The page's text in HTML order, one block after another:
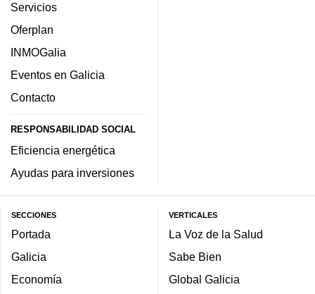
Servicios
Oferplan
INMOGalia
Eventos en Galicia
Contacto
RESPONSABILIDAD SOCIAL
Eficiencia energética
Ayudas para inversiones
SECCIONES
Portada
Galicia
Economía
VERTICALES
La Voz de la Salud
Sabe Bien
Global Galicia